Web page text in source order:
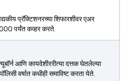
प्रॅक्टिशनरच्या शिफारशीवर एअर
पर्यंत कव्हर करते.
आणि कायदेशीररीत्या दत्तक घेतलेल्या
वर्षात कधीही समाविष्ट करता येते.